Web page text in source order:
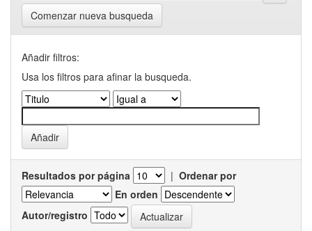
Comenzar nueva busqueda
Añadir filtros:
Usa los filtros para afinar la busqueda.
Resultados por página | Ordenar por
En orden
Autor/registro